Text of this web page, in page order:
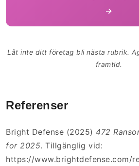
→
Låt inte ditt företag bli nästa rubrik.
framtid.
Referenser
Bright Defense (2025) 472
for 2025. Tillgänglig vid:
https://www.brightdefense.com/